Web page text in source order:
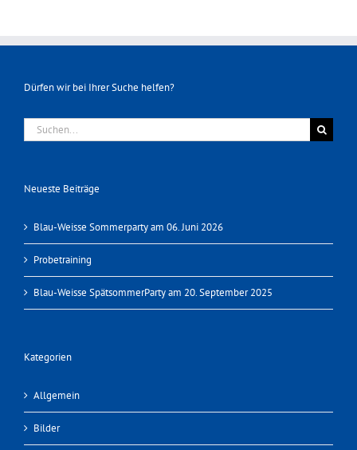
Dürfen wir bei Ihrer Suche helfen?
Suche
nach:
Neueste Beiträge
Blau-Weisse Sommerparty am 06. Juni 2026
Probetraining
Blau-Weisse SpätsommerParty am 20. September 2025
Kategorien
Allgemein
Bilder